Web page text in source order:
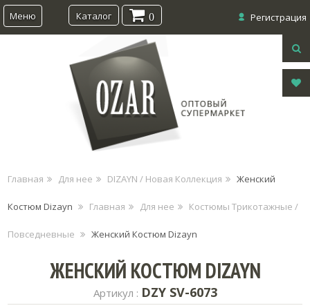
Меню Регистрация
Каталог 0
Главная Для нее DIZAYN / Новая Коллекция Женский
Костюм Dizayn Главная Для нее Костюмы Трикотажные /
Повседневные Женский Костюм Dizayn
ЖЕНСКИЙ КОСТЮМ DIZAYN
Артикул : DZY SV-6073